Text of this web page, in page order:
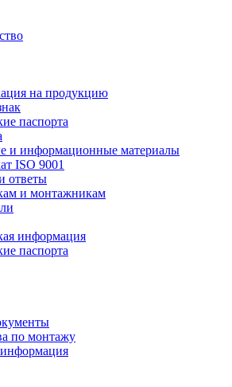
на продукцию
паспорта
и информационные материалы
ISO 9001
ответы
и монтажникам
информация
паспорта
по монтажу